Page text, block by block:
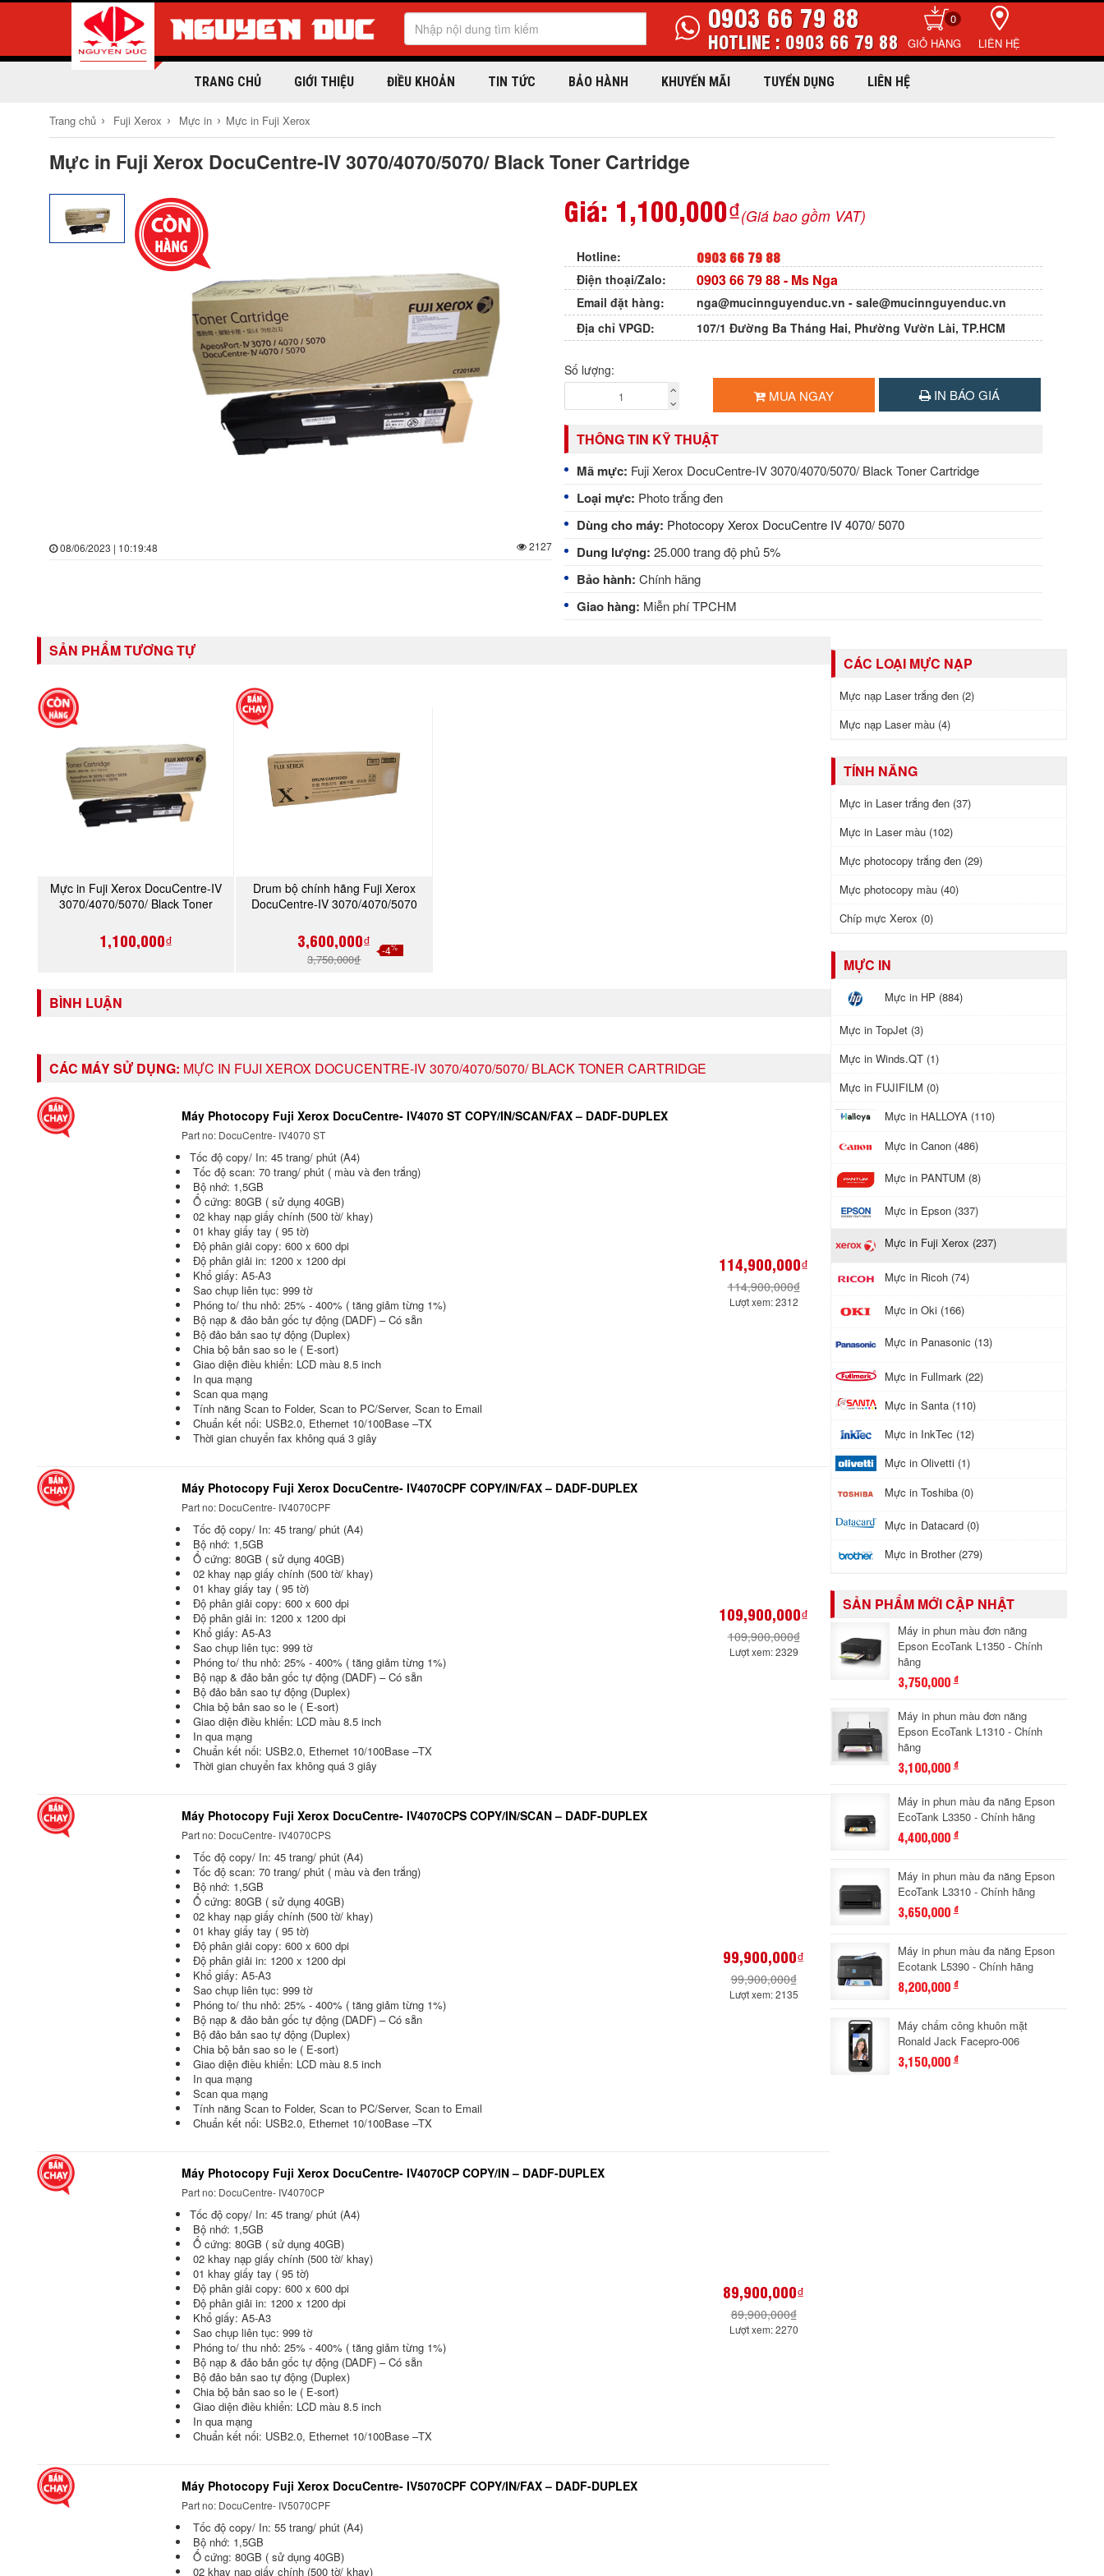
0
0903 66 79 88
HOTLINE : 0903 66 79 88 LIÊN HỆ
TRANG CHỦ GIỚI THIỆU ĐIỀU KHOẢN TIN TỨC BẢO HÀNH KHUYẾN MÃI TUYỂN DỤNG LIÊN HỆ
Trang chủ › Fuji Xerox › Mực in › Mực in Fuji Xerox
Mực in Fuji Xerox DocuCentre-IV 3070/4070/5070/ Black Toner Cartridge
08/06/2023 | 10:19:48 2127
Giá: 1,100,000₫(Giá bao gồm VAT)
Hotline: 0903 66 79 88
Điện thoại/Zalo: 0903 66 79 88- Ms Nga
Email đặt hàng: nga@mucinnguyenduc.vn - sale@mucinnguyenduc.vn
Địa chỉ VPGD:
107/1 Đường Ba Tháng Hai, Phường Vườn Lài, TP.HCM
Số lượng:
MUA NGAY IN BÁO GIÁ
THÔNG TIN KỸ THUẬT
Mã mực: Fuji Xerox DocuCentre-IV 3070/4070/5070/ Black Toner Cartridge
Loại mực: Photo trắng đen
Dùng cho máy: Photocopy Xerox DocuCentre IV 4070/ 5070
Dung lượng: 25.000 trang độ phủ 5%
Bảo hành: Chính hãng
Giao hàng: Miễn phí TPCHM
SẢN PHẨM TƯƠNG TỰ
Mực in Fuji Xerox DocuCentre-IV
3070/4070/5070/ Black Toner
1,100,000₫
MUA NGAY
Drum bộ chính hãng Fuji Xerox
DocuCentre-IV 3070/4070/5070
3,600,000₫
3,750,000₫
-4%
MUA NGAY
BÌNH LUẬN
CÁC MÁY SỬ DỤNG: MỰC IN FUJI XEROX DOCUCENTRE-IV 3070/4070/5070/ BLACK TONER CARTRIDGE
Máy Photocopy Fuji Xerox DocuCentre- IV4070 ST COPY/IN/SCAN/FAX – DADF-DUPLEX
Part no: DocuCentre- IV4070 ST
Tốc độ copy/ In: 45 trang/ phút (A4)
Tốc độ scan: 70 trang/ phút ( màu và đen trắng)
Bộ nhớ: 1,5GB
Ổ cứng: 80GB ( sử dụng 40GB)
02 khay nạp giấy chính (500 tờ/ khay)
01 khay giấy tay ( 95 tờ)
Độ phân giải copy: 600 x 600 dpi
Độ phân giải in: 1200 x 1200 dpi
Khổ giấy: A5-A3
Sao chụp liên tục: 999 tờ
Phóng to/ thu nhỏ: 25% - 400% ( tăng giảm từng 1%)
Bộ nạp & đảo bản gốc tự động (DADF) – Có sẵn
Bộ đảo bản sao tự động (Duplex)
Chia bộ bản sao so le ( E-sort)
Giao diện điều khiển: LCD màu 8.5 inch
In qua mạng
Scan qua mạng
Tính năng Scan to Folder, Scan to PC/Server, Scan to Email
Chuẩn kết nối: USB2.0, Ethernet 10/100Base –TX
Thời gian chuyển fax không quá 3 giây
114,900,000₫
114,900,000₫
Lượt xem: 2312
Máy Photocopy Fuji Xerox DocuCentre- IV4070CPF COPY/IN/FAX – DADF-DUPLEX
Part no: DocuCentre- IV4070CPF
Tốc độ copy/ In: 45 trang/ phút (A4)
Bộ nhớ: 1,5GB
Ổ cứng: 80GB ( sử dụng 40GB)
02 khay nạp giấy chính (500 tờ/ khay)
01 khay giấy tay ( 95 tờ)
Độ phân giải copy: 600 x 600 dpi
Độ phân giải in: 1200 x 1200 dpi
Khổ giấy: A5-A3
Sao chụp liên tục: 999 tờ
Phóng to/ thu nhỏ: 25% - 400% ( tăng giảm từng 1%)
Bộ nạp & đảo bản gốc tự động (DADF) – Có sẵn
Bộ đảo bản sao tự động (Duplex)
Chia bộ bản sao so le ( E-sort)
Giao diện điều khiển: LCD màu 8.5 inch
In qua mạng
Chuẩn kết nối: USB2.0, Ethernet 10/100Base –TX
Thời gian chuyển fax không quá 3 giây
109,900,000₫
109,900,000₫
Lượt xem: 2329
Máy Photocopy Fuji Xerox DocuCentre- IV4070CPS COPY/IN/SCAN – DADF-DUPLEX
Part no: DocuCentre- IV4070CPS
Tốc độ copy/ In: 45 trang/ phút (A4)
Tốc độ scan: 70 trang/ phút ( màu và đen trắng)
Bộ nhớ: 1,5GB
Ổ cứng: 80GB ( sử dụng 40GB)
02 khay nạp giấy chính (500 tờ/ khay)
01 khay giấy tay ( 95 tờ)
Độ phân giải copy: 600 x 600 dpi
Độ phân giải in: 1200 x 1200 dpi
Khổ giấy: A5-A3
Sao chụp liên tục: 999 tờ
Phóng to/ thu nhỏ: 25% - 400% ( tăng giảm từng 1%)
Bộ nạp & đảo bản gốc tự động (DADF) – Có sẵn
Bộ đảo bản sao tự động (Duplex)
Chia bộ bản sao so le ( E-sort)
Giao diện điều khiển: LCD màu 8.5 inch
In qua mạng
Scan qua mạng
Tính năng Scan to Folder, Scan to PC/Server, Scan to Email
Chuẩn kết nối: USB2.0, Ethernet 10/100Base –TX
99,900,000₫
99,900,000₫
Lượt xem: 2135
Máy Photocopy Fuji Xerox DocuCentre- IV4070CP COPY/IN – DADF-DUPLEX
Part no: DocuCentre- IV4070CP
Tốc độ copy/ In: 45 trang/ phút (A4)
Bộ nhớ: 1,5GB
Ổ cứng: 80GB ( sử dụng 40GB)
02 khay nạp giấy chính (500 tờ/ khay)
01 khay giấy tay ( 95 tờ)
Độ phân giải copy: 600 x 600 dpi
Độ phân giải in: 1200 x 1200 dpi
Khổ giấy: A5-A3
Sao chụp liên tục: 999 tờ
Phóng to/ thu nhỏ: 25% - 400% ( tăng giảm từng 1%)
Bộ nạp & đảo bản gốc tự động (DADF) – Có sẵn
Bộ đảo bản sao tự động (Duplex)
Chia bộ bản sao so le ( E-sort)
Giao diện điều khiển: LCD màu 8.5 inch
In qua mạng
Chuẩn kết nối: USB2.0, Ethernet 10/100Base –TX
89,900,000₫
89,900,000₫
Lượt xem: 2270
Máy Photocopy Fuji Xerox DocuCentre- IV5070CPF COPY/IN/FAX – DADF-DUPLEX
Part no: DocuCentre- IV5070CPF
Tốc độ copy/ In: 55 trang/ phút (A4)
Bộ nhớ: 1,5GB
Ổ cứng: 80GB ( sử dụng 40GB)
02 khay nạp giấy chính (500 tờ/ khay)
CÁC LOẠI MỰC NẠP
Mực nạp Laser trắng đen (2)
Mực nạp Laser màu (4)
TÍNH NĂNG
Mực in Laser trắng đen (37)
Mực in Laser màu (102)
Mực photocopy trắng đen (29)
Mực photocopy màu (40)
Chíp mực Xerox (0)
MỰC IN
Mực in HP (884)
Mực in TopJet (3)
Mực in Winds.QT (1)
Mực in FUJIFILM (0)
Mực in HALLOYA (110)
Mực in Canon (486)
Mực in PANTUM (8)
Mực in Epson (337)
Mực in Fuji Xerox (237)
Mực in Ricoh (74)
Mực in Oki (166)
Mực in Panasonic (13)
Mực in Fullmark (22)
Mực in Santa (110)
Mực in InkTec (12)
Mực in Olivetti (1)
Mực in Toshiba (0)
Mực in Datacard (0)
Mực in Brother (279)
SẢN PHẨM MỚI CẬP NHẬT
Máy in phun màu đơn năng
Epson EcoTank L1350 - Chính
hãng
3,750,000đ
Máy in phun màu đơn năng
Epson EcoTank L1310 - Chính
hãng
3,100,000đ
Máy in phun màu đa năng Epson
EcoTank L3350 - Chính hãng
4,400,000đ
Máy in phun màu đa năng Epson
EcoTank L3310 - Chính hãng
3,650,000đ
Máy in phun màu đa năng Epson
Ecotank L5390 - Chính hãng
8,200,000đ
Máy chấm công khuôn mặt
Ronald Jack Facepro-006
3,150,000đ